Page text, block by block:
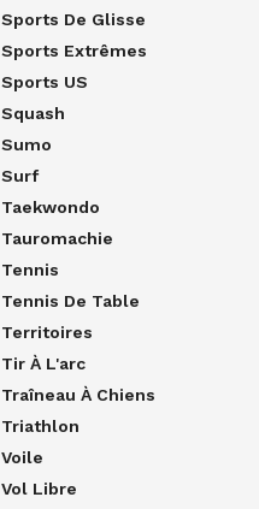
Sports De Glisse
Sports Extrêmes
Sports US
Squash
Sumo
Surf
Taekwondo
Tauromachie
Tennis
Tennis De Table
Territoires
Tir À L'arc
Traîneau À Chiens
Triathlon
Voile
Vol Libre